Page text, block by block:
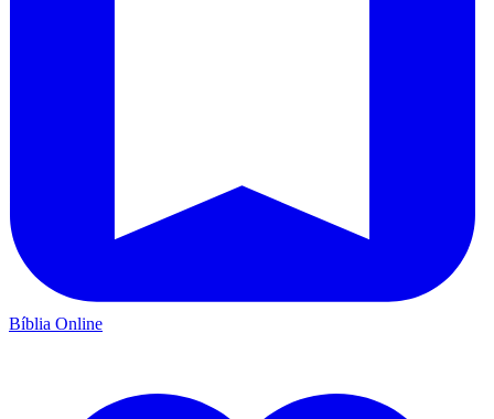
Bíblia Online